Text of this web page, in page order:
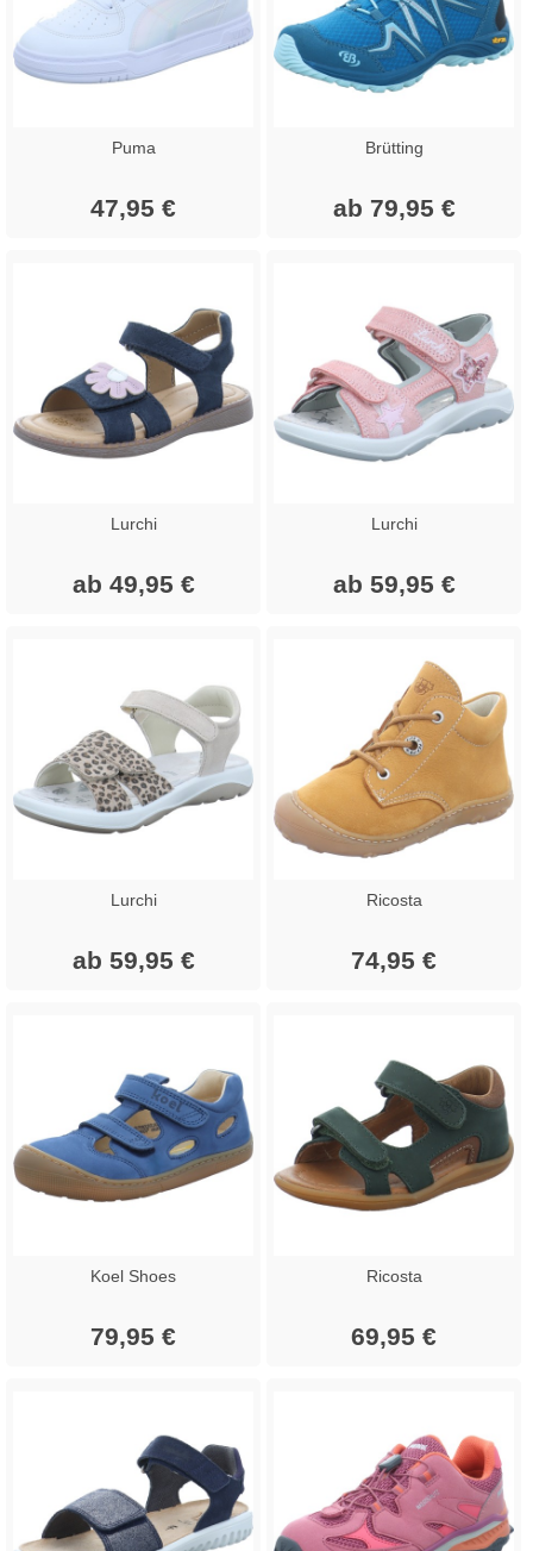
Puma
47,95 €
Brütting
ab 79,95 €
Lurchi
ab 49,95 €
Lurchi
ab 59,95 €
Lurchi
ab 59,95 €
Ricosta
74,95 €
Koel Shoes
79,95 €
Ricosta
69,95 €